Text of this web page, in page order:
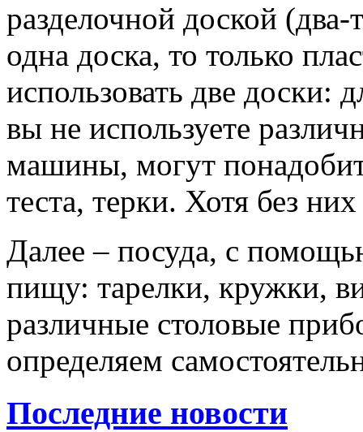
разделочной доской
одна доска, то только
использовать две доски:
вы не используете
машины, могут
теста, терки. Хотя без
Далее – посуда, с
пищу: тарелки, кружки,
различные столовые
определяем
Последние новости